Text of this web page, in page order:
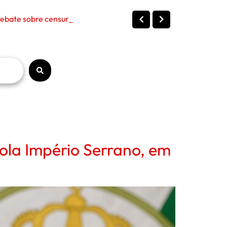
sobre censura, políticas p
Império Serrano, em